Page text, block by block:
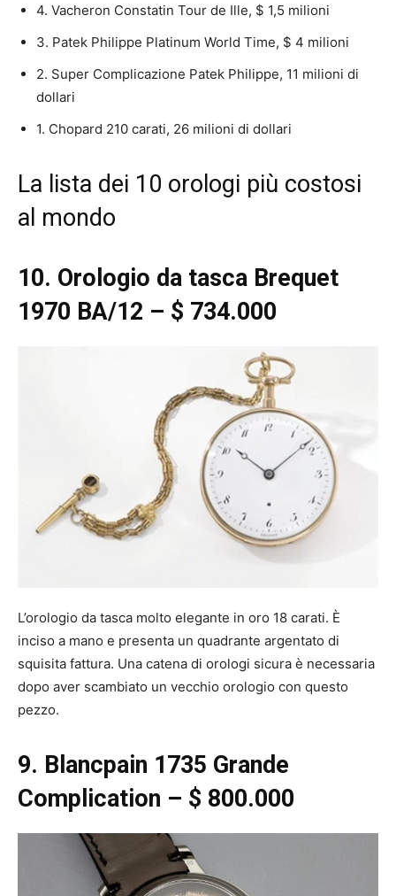
4. Vacheron Constatin Tour de Ille, $ 1,5 milioni
3. Patek Philippe Platinum World Time, $ 4 milioni
2. Super Complicazione Patek Philippe, 11 milioni di
dollari
1. Chopard 210 carati, 26 milioni di dollari
La lista dei 10 orologi più costosi
al mondo
10. Orologio da tasca Brequet
1970 BA/12 – $ 734.000
L’orologio da tasca molto elegante in oro 18 carati. È
inciso a mano e presenta un quadrante argentato di
squisita fattura. Una catena di orologi sicura è necessaria
dopo aver scambiato un vecchio orologio con questo
pezzo.
9. Blancpain 1735 Grande
Complication – $ 800.000